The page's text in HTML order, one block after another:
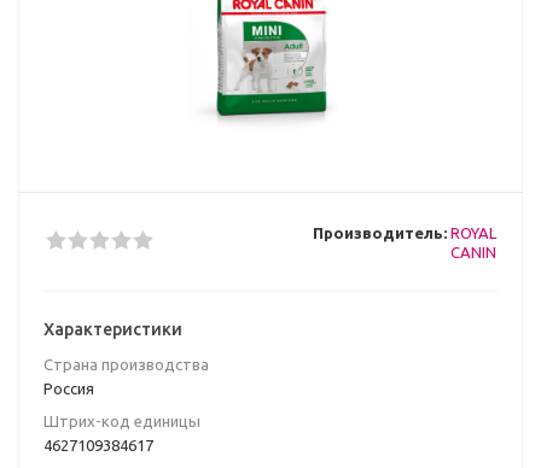
Производитель: ROYAL
CANIN
Характеристики
Страна производства
Poccия
Штрих-код единицы
4627109384617